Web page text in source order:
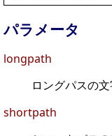
パラメータ
longpath
ロングパスの
shortpath